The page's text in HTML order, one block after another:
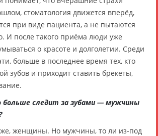
стоматология движется вперёд,
при виде пациента, а не пытаются
И после такого приёма люди уже
о красоте и долголетии. Среди
больше в последнее время тех, кто
зубов и приходит ставить брекеты,
больше следит за зубами — мужчины
женщины. Но мужчины, то ли из-под